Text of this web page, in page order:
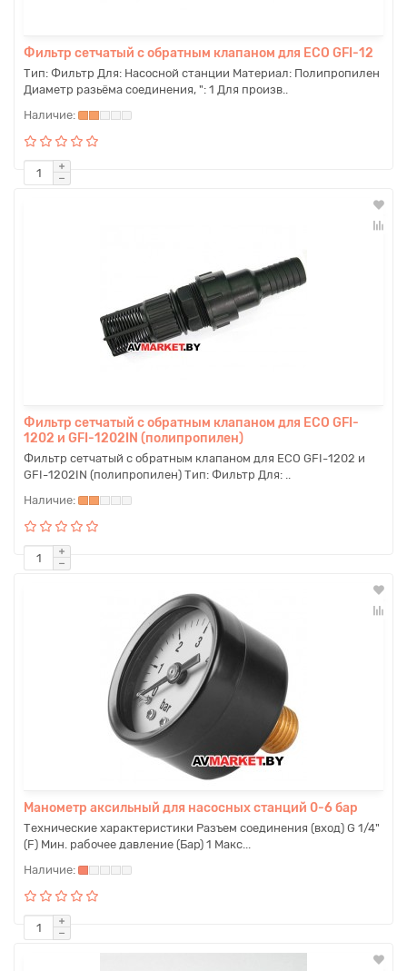
Фильтр сетчатый с обратным клапаном для ECO GFI-12
Тип: Фильтр Для: Насосной станции Материал: Полипропилен
Диаметр разьёма соединения, ": 1 Для произв..
Фильтр сетчатый с обратным клапаном для ECO GFI-
1202 и GFI-1202IN (полипропилен)
Фильтр сетчатый с обратным клапаном для ECO GFI-1202 и
GFI-1202IN (полипропилен) Тип: Фильтр Для: ..
Манометр аксильный для насосных станций 0-6 бар
Технические характеристики Разъем соединения (вход) G 1/4"
(F) Мин. рабочее давление (Бар) 1 Макс...